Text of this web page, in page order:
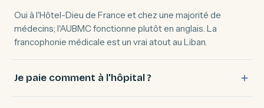
Oui à l'Hôtel-Dieu de France et chez une majorité de
médecins; l'AUBMC fonctionne plutôt en anglais. La
francophonie médicale est un vrai atout au Liban.
Je paie comment à l'hôpital ?